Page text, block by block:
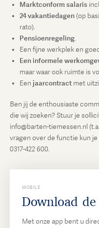
Marktconform salaris
24 vakantiedagen (op
rato).
Pensioenregeling
Een fijne werkplek en
Een informele
maar waar ook ruimte is
Een jaarcontract met
Ben jij de enthousiaste
die wij zoeken? Stuur je
info@barten-tiemessen.nl
vragen over de functie kun
0317-422 600.
MOBILE
Download de
Met onze app bent u